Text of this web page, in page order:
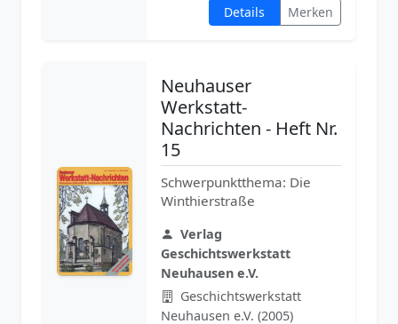
Details Merken
Neuhauser
Werkstatt-
Nachrichten - Heft Nr.
15
Schwerpunktthema: Die
Winthierstraße
Verlag
Geschichtswerkstatt
Neuhausen e.V.
Geschichtswerkstatt
Neuhausen e.V. (2005)